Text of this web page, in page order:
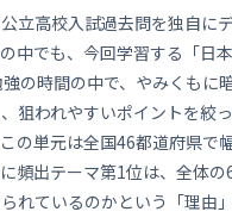
立高校入試過去問を独自に
中でも、今回学習する「
の時間の中で、やみくも
狙われやすいポイントを絞
の単元は全国46都道府県
頻出テーマ第1位は、全体
れているのかという「理由